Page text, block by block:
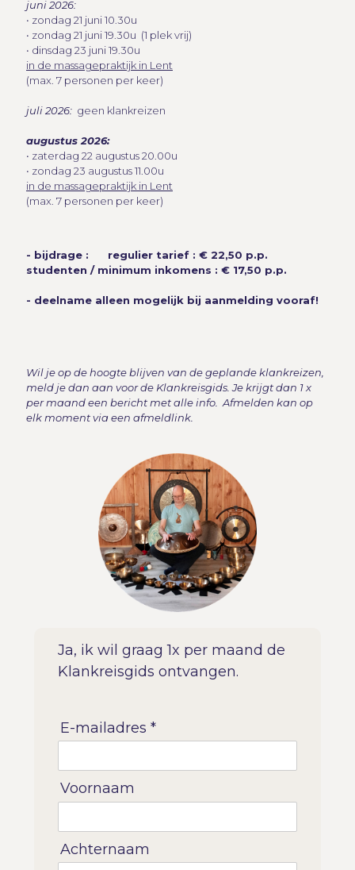
juni 2026:
• zondag 21 juni 10.30u
• zondag 21 juni 19.30u (1 plek vrij)
• dinsdag 23 juni 19.30u
in de massagepraktijk in Lent
(max. 7 personen per keer)
juli 2026: geen klankreizen
augustus 2026:
• zaterdag 22 augustus 20.00u
• zondag 23 augustus 11.00u
in de massagepraktijk in Lent
(max. 7 personen per keer)
- bijdrage : regulier tarief : € 22,50 p.p.
studenten / minimum inkomens : € 17,50 p.p.
- deelname alleen mogelijk bij aanmelding vooraf!
Wil je op de hoogte blijven van de geplande klankreizen,
meld je dan aan voor de Klankreisgids. Je krijgt dan 1 x
per maand een bericht met alle info. Afmelden kan op
elk moment via een afmeldlink.
Ja, ik wil graag 1x per maand de
Klankreisgids ontvangen.
E-mailadres *
Voornaam
Achternaam